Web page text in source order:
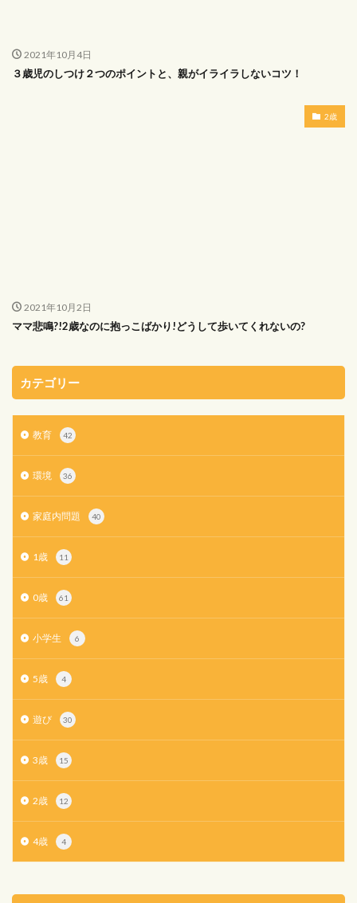
2021年10月4日
３歳児のしつけ２つのポイントと、親がイライラしないコツ！
2歳
2021年10月2日
ママ悲鳴?!2歳なのに抱っこばかり!どうして歩いてくれないの?
カテゴリー
教育 42
環境 36
家庭内問題 40
1歳 11
0歳 61
小学生 6
5歳 4
遊び 30
3歳 15
2歳 12
4歳 4